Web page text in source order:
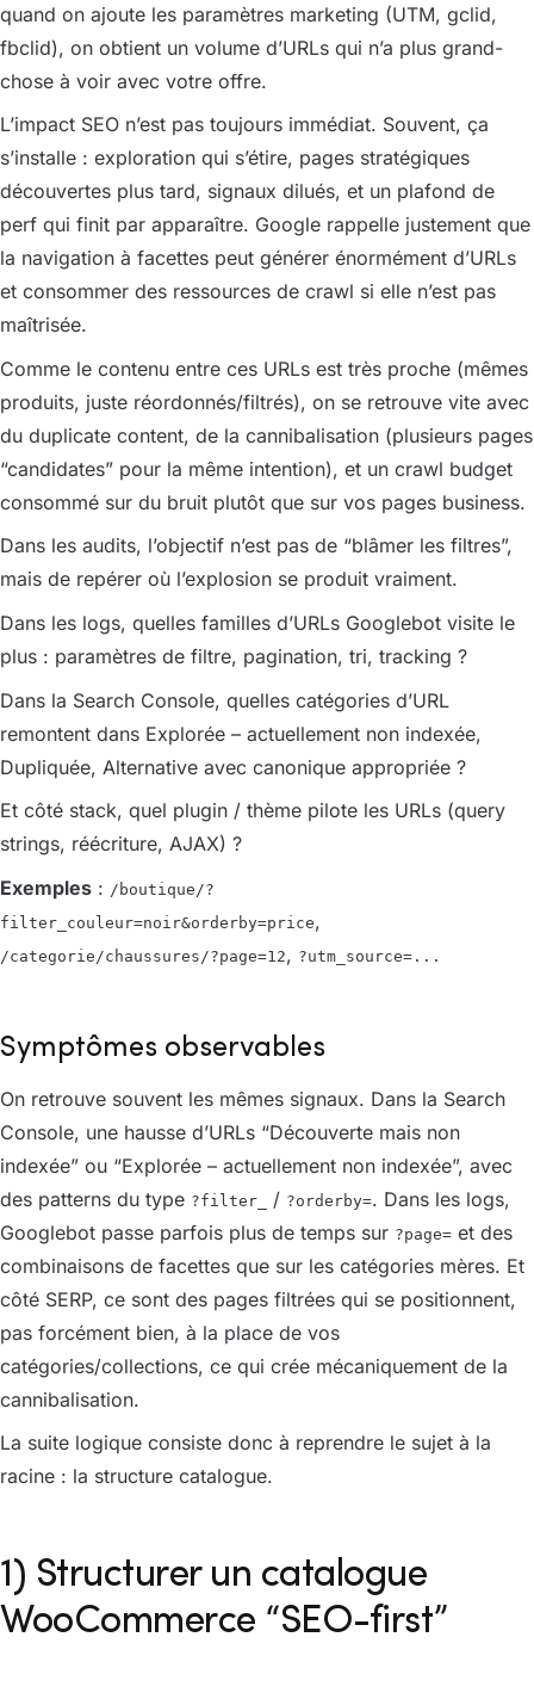
quand on ajoute les paramètres marketing (UTM, gclid,
fbclid), on obtient un volume d’URLs qui n’a plus grand-
chose à voir avec votre offre.
L’impact SEO n’est pas toujours immédiat. Souvent, ça
s’installe : exploration qui s’étire, pages stratégiques
découvertes plus tard, signaux dilués, et un plafond de
perf qui finit par apparaître. Google rappelle justement que
la navigation à facettes peut générer énormément d’URLs
et consommer des ressources de crawl si elle n’est pas
maîtrisée.
Comme le contenu entre ces URLs est très proche (mêmes
produits, juste réordonnés/filtrés), on se retrouve vite avec
du duplicate content, de la cannibalisation (plusieurs pages
“candidates” pour la même intention), et un crawl budget
consommé sur du bruit plutôt que sur vos pages business.
Dans les audits, l’objectif n’est pas de “blâmer les filtres”,
mais de repérer où l’explosion se produit vraiment.
Dans les logs, quelles familles d’URLs Googlebot visite le
plus : paramètres de filtre, pagination, tri, tracking ?
Dans la Search Console, quelles catégories d’URL
remontent dans Explorée – actuellement non indexée,
Dupliquée, Alternative avec canonique appropriée ?
Et côté stack, quel plugin / thème pilote les URLs (query
strings, réécriture, AJAX) ?
Exemples : /boutique/?
filter_couleur=noir&orderby=price,
/categorie/chaussures/?page=12, ?utm_source=...
Symptômes observables
On retrouve souvent les mêmes signaux. Dans la Search
Console, une hausse d’URLs “Découverte mais non
indexée” ou “Explorée – actuellement non indexée”, avec
des patterns du type ?filter_ / ?orderby=. Dans les logs,
Googlebot passe parfois plus de temps sur ?page= et des
combinaisons de facettes que sur les catégories mères. Et
côté SERP, ce sont des pages filtrées qui se positionnent,
pas forcément bien, à la place de vos
catégories/collections, ce qui crée mécaniquement de la
cannibalisation.
La suite logique consiste donc à reprendre le sujet à la
racine : la structure catalogue.
1) Structurer un catalogue
WooCommerce “SEO-first”